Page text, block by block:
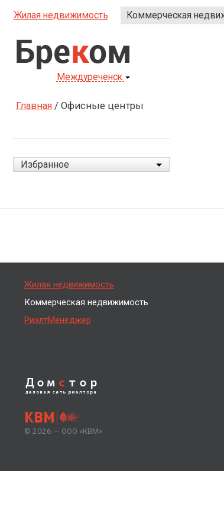
Жилая недвижимость Коммерческая
Бреком
Междуреченск
Главная/ Офисные центры
Избранное
Жилая недвижимость
Коммерческая недвижимость
РиэлтМенеджер
Домстор
деловая сеть
риэлтора
КВМ
© 2026 — ООО «КВМ»